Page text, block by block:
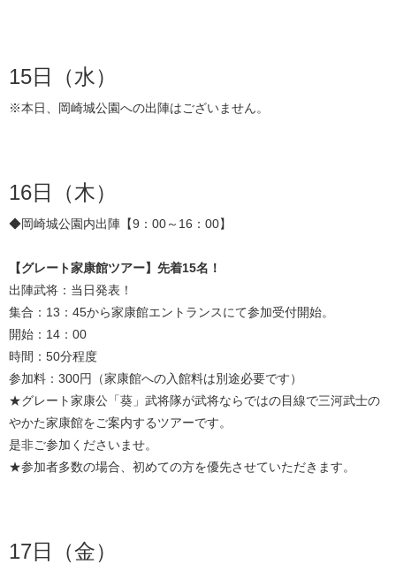
15日（水）
※本日、岡崎城公園への出陣はございません。
16日（木）
◆岡崎城公園内出陣【9：00～16：00】
【グレート家康館ツアー】先着15名！
出陣武将：当日発表！
集合：13：45から家康館エントランスにて参加受付開始。
開始：14：00
時間：50分程度
参加料：300円（家康館への入館料は別途必要です）
★グレート家康公「葵」武将隊が武将ならではの目線で三河武士の
やかた家康館をご案内するツアーです。
是非ご参加くださいませ。
★参加者多数の場合、初めての方を優先させていただきます。
17日（金）